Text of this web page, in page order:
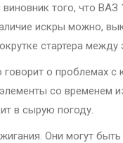
того, что ВАЗ
искры можно,
стартера
о проблемах
со временем
в сырую погоду.
Они могут